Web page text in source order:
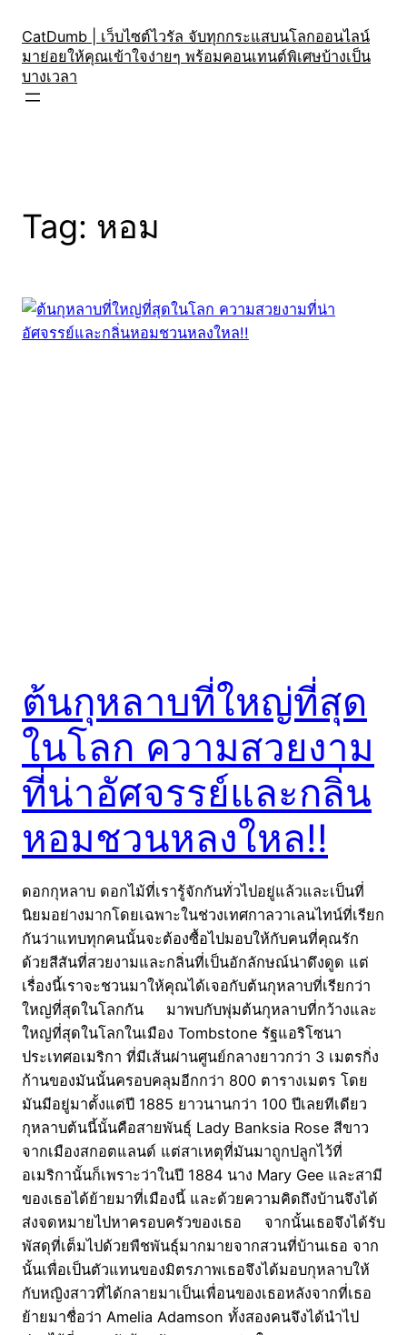
content
CatDumb | เว็บไซต์ไวรัล จับทุกกระแสบนโลกออนไลน์
มาย่อยให้คุณเข้าใจง่ายๆ พร้อมคอนเทนต์พิเศษบ้างเป็น
บางเวลา
Tag: หอม
ต้นกุหลาบที่ใหญ่ที่สุด
ในโลก ความสวยงาม
ที่น่าอัศจรรย์และกลิ่น
หอมชวนหลงใหล!!
ดอกกุหลาบ ดอกไม้ที่เรารู้จักกันทั่วไปอยู่แล้วและเป็นที่
นิยมอย่างมากโดยเฉพาะในช่วงเทศกาลวาเลนไทน์ที่เรียก
กันว่าแทบทุกคนนั้นจะต้องซื้อไปมอบให้กับคนที่คุณรัก
ด้วยสีสันที่สวยงามและกลิ่นที่เป็นอักลักษณ์น่าดึงดูด แต่
เรื่องนี้เราจะชวนมาให้คุณได้เจอกับต้นกุหลาบที่เรียกว่า
ใหญ่ที่สุดในโลกกัน มาพบกับพุ่มต้นกุหลาบที่กว้างและ
ใหญ่ที่สุดในโลกในเมือง Tombstone รัฐแอริโซนา
ประเทศอเมริกา ที่มีเส้นผ่านศูนย์กลางยาวกว่า 3 เมตรกิ่ง
ก้านของมันนั้นครอบคลุมอีกกว่า 800 ตารางเมตร โดย
มันมีอยู่มาตั้งแต่ปี 1885 ยาวนานกว่า 100 ปีเลยทีเดียว
กุหลาบต้นนี้นั้นคือสายพันธุ์ Lady Banksia Rose สีขาว
จากเมืองสกอตแลนด์ แต่สาเหตุที่มันมาถูกปลูกไว้ที่
อเมริกานั้นก็เพราะว่าในปี 1884 นาง Mary Gee และสามี
ของเธอได้ย้ายมาที่เมืองนี้ และด้วยความคิดถึงบ้านจึงได้
ส่งจดหมายไปหาครอบครัวของเธอ จากนั้นเธอจึงได้รับ
พัสดุที่เต็มไปด้วยพืชพันธุ์มากมายจากสวนที่บ้านเธอ จาก
นั้นเพื่อเป็นตัวแทนของมิตรภาพเธอจึงได้มอบกุหลาบให้
กับหญิงสาวที่ได้กลายมาเป็นเพื่อนของเธอหลังจากที่เธอ
ย้ายมาชื่อว่า Amelia Adamson ทั้งสองคนจึงได้นำไป